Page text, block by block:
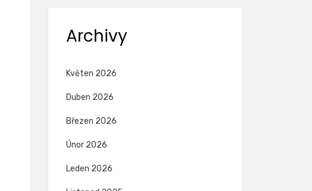
Archivy
Květen 2026
Duben 2026
Březen 2026
Únor 2026
Leden 2026